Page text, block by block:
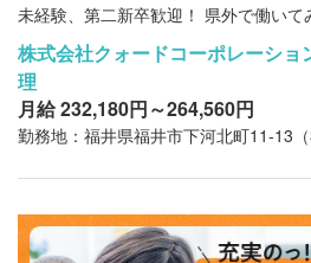
未経験、第二新卒歓迎！ 県外で働いて
株式会社クォードコーポレーショ
理
月給 232,180円～264,560円
勤務地：福井県福井市下河北町11-13（